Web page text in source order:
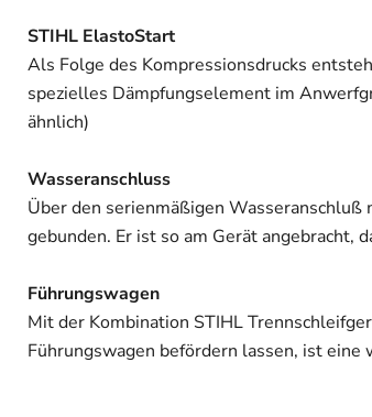
STIHL ElastoStart
Als Folge des Kompressionsdrucks
spezielles Dämpfungselement im
ähnlich)
Wasseranschluss
Über den serienmäßigen
gebunden. Er ist so am Gerät angebracht,
Führungswagen
Mit der Kombination STIHL
Führungswagen befördern lassen, ist